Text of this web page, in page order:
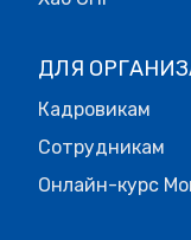
ДЛЯ
Кадровикам
Сотрудникам
Онлайн-курс